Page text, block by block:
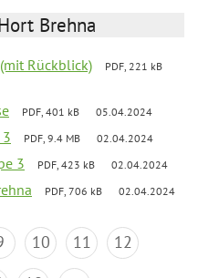
Brehna
Rückblick)
PDF, 221 kB
PDF, 401 kB 05.04.2024
PDF, 9.4 MB 02.04.2024
3 PDF, 423 kB 02.04.2024
PDF, 706 kB 02.04.2024
10 11
12